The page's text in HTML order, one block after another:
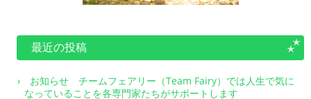
最近の投稿
お知らせ チームフェアリー（Team Fairy）では人生で気に
なっていることを各専門家たちがサポートします